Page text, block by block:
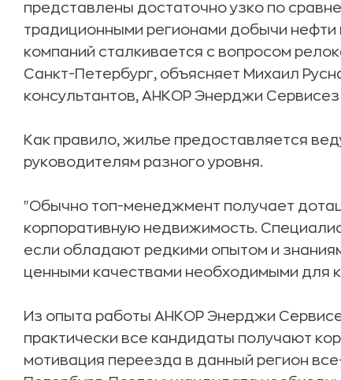
представлены достаточно узко по
традиционными регионами добычи нефти
компаний сталкивается с вопросом
Санкт-Петербург, объясняет Михаил
консультантов, АНКОР Энерджи
Как правило, жилье предоставляется
руководителям разного уровня.
"Обычно топ-менеджмент получает
корпоративную недвижимость.
если обладают редкими опытом и
ценными качествами необходимыми для
Из опыта работы АНКОР Энерджи
практически все кандидаты получают
мотивация переезда в данный регион